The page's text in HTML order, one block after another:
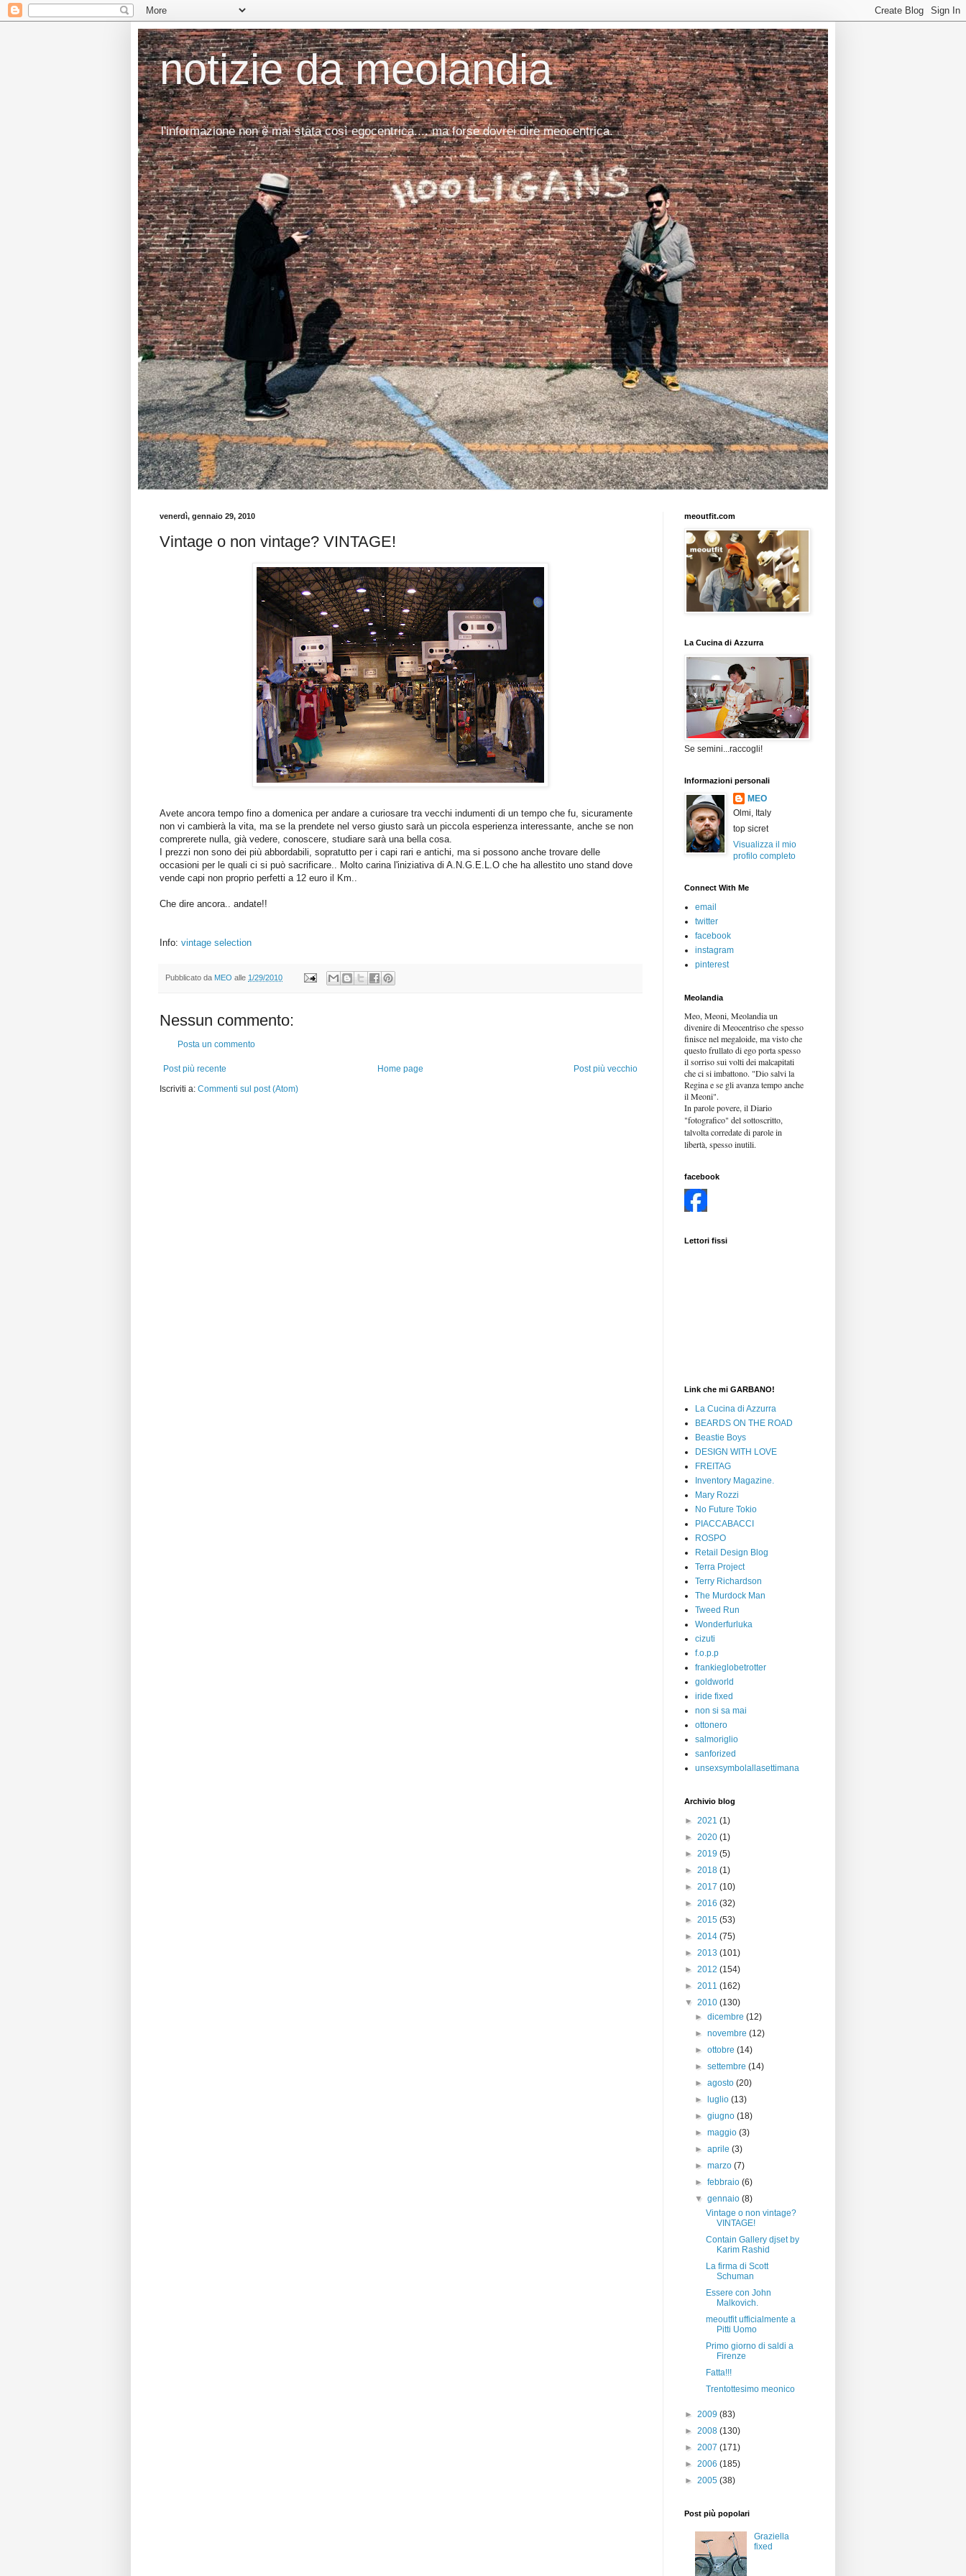
notizie da meolandia
l'informazione non è mai stata così egocentrica.... ma forse dovrei dire meocentrica.
venerdì, gennaio 29, 2010
Vintage o non vintage? VINTAGE!
Avete ancora tempo fino a domenica per andare a curiosare tra vecchi indumenti di un tempo che fu, sicuramente
non vi cambierà la vita, ma se la prendete nel verso giusto sarà un piccola esperienza interessante, anche se non
comprerete nulla, già vedere, conoscere, studiare sarà una bella cosa.
I prezzi non sono dei più abbordabili, sopratutto per i capi rari e antichi, ma si possono anche trovare delle
occasioni per le quali ci si può sacrificare.. Molto carina l'iniziativa di A.N.G.E.L.O che ha allestito uno stand dove
vende capi non proprio perfetti a 12 euro il Km..
Che dire ancora.. andate!!
Info: vintage selection
Pubblicato da MEO alle 1/29/2010
Nessun commento:
Posta un commento
Post più recente Post più vecchio
Home page
Iscriviti a: Commenti sul post (Atom)
meoutfit.com
La Cucina di Azzurra
Se semini...raccogli!
Informazioni personali
MEO
Olmi, Italy
top sicret
Visualizza il mio
profilo completo
Connect With Me
email
twitter
facebook
instagram
pinterest
Meolandia
Meo, Meoni, Meolandia un
divenire di Meocentriso che spesso
finisce nel megaloide, ma visto che
questo frullato di ego porta spesso
il sorriso sui volti dei malcapitati
che ci si imbattono. "Dio salvi la
Regina e se gli avanza tempo anche
il Meoni".
In parole povere, il Diario
"fotografico" del sottoscritto,
talvolta corredate di parole in
libertà, spesso inutili.
facebook
Lettori fissi
Link che mi GARBANO!
La Cucina di Azzurra
BEARDS ON THE ROAD
Beastie Boys
DESIGN WITH LOVE
FREITAG
Inventory Magazine.
Mary Rozzi
No Future Tokio
PIACCABACCI
ROSPO
Retail Design Blog
Terra Project
Terry Richardson
The Murdock Man
Tweed Run
Wonderfurluka
cizuti
f.o.p.p
frankieglobetrotter
goldworld
iride fixed
non si sa mai
ottonero
salmoriglio
sanforized
unsexsymbolallasettimana
Archivio blog
► 2021 (1)
► 2020 (1)
► 2019 (5)
► 2018 (1)
► 2017 (10)
► 2016 (32)
► 2015 (53)
► 2014 (75)
► 2013 (101)
► 2012 (154)
► 2011 (162)
▼ 2010 (130)
►dicembre(12)
►novembre(12)
►ottobre(14)
►settembre(14)
►agosto(20)
►
luglio(13)
►giugno(18)
►maggio(3)
►aprile(3)
►marzo(7)
►febbraio(6)
▼gennaio(8)
Vintage o non vintage?
VINTAGE!
Contain Gallery djset by
Karim Rashid
La firma di Scott
Schuman
Essere con John
Malkovich.
meoutfit ufficialmente a
Pitti Uomo
Primo giorno di saldi a
Firenze
Fatta!!!
Trentottesimo meonico
► 2009 (83)
► 2008 (130)
► 2007 (171)
► 2006 (185)
► 2005 (38)
Post più popolari
Graziella
fixed